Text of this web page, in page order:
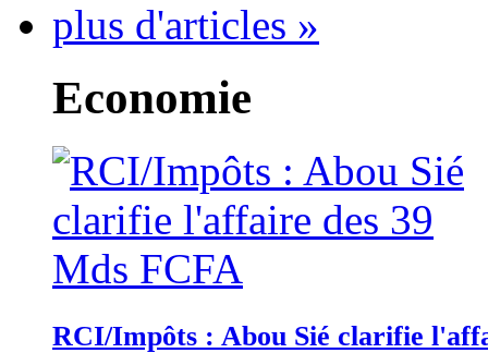
plus d'articles »
Economie
RCI/Impôts : Abou Sié clarifie